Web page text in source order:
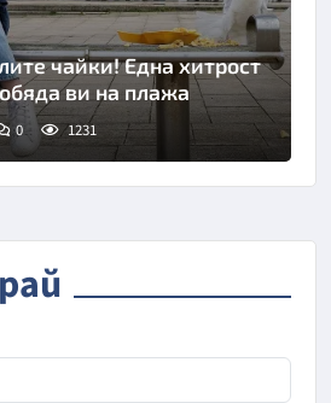
чайки! Една хитрост
ви на плажа
0 1231